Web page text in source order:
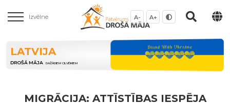
Izvēlne A- A+
LATVIJA
DROŠĀ MĀJA DAŽĀDIEM CILVĒKIEM
MIGRĀCIJA: ATTĪSTĪBAS IESPĒJA